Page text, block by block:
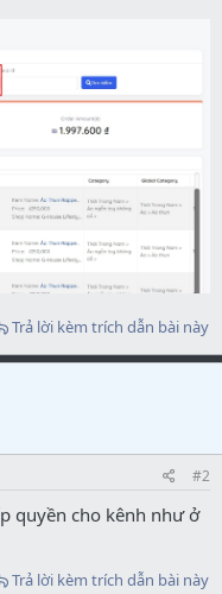
Trả lời kèm trích dẫn bài này
#2
quyền cho kênh như ở
Trả lời kèm trích dẫn bài này